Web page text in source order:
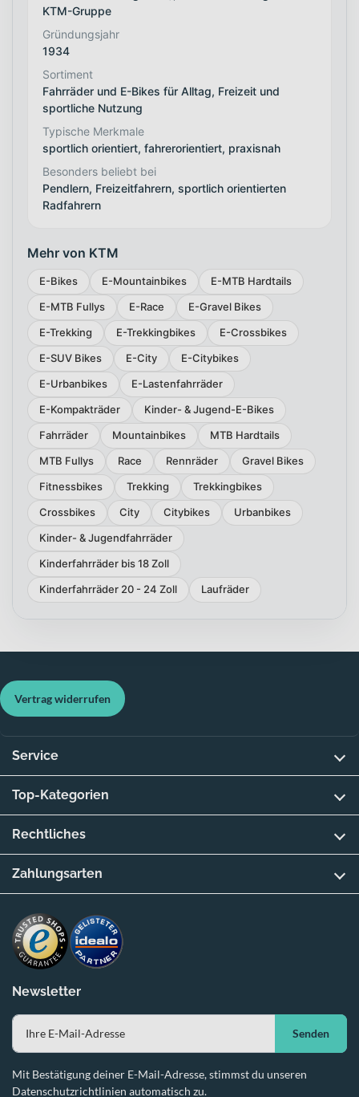
KTM-Gruppe
Gründungsjahr
1934
Sortiment
Fahrräder und E-Bikes für Alltag, Freizeit und
sportliche Nutzung
Typische Merkmale
sportlich orientiert, fahrerorientiert, praxisnah
Besonders beliebt bei
Pendlern, Freizeitfahrern, sportlich orientierten
Radfahrern
Mehr von KTM
E-Bikes E-Mountainbikes
E-MTB Hardtails
E-MTB Fullys
E-Race
E-Gravel Bikes
E-Trekking
E-Trekkingbikes
E-Crossbikes
E-SUV Bikes
E-City
E-Citybikes
E-Urbanbikes
E-Lastenfahrräder
E-Kompakträder
Kinder- & Jugend-E-Bikes
Fahrräder
Mountainbikes
MTB Hardtails
MTB Fullys
Race Rennräder
Gravel Bikes
Fitnessbikes
Trekking
Trekkingbikes
Crossbikes
City Citybikes
Urbanbikes
Kinder- & Jugendfahrräder
Kinderfahrräder bis 18 Zoll
Kinderfahrräder 20 - 24 Zoll
Laufräder
Newsletter
Senden
Mit Bestätigung deiner E-Mail-Adresse, stimmst du unseren
Datenschutzrichtlinien automatisch zu.
Vertrag widerrufen
Service
Top-Kategorien
Rechtliches
Zahlungsarten